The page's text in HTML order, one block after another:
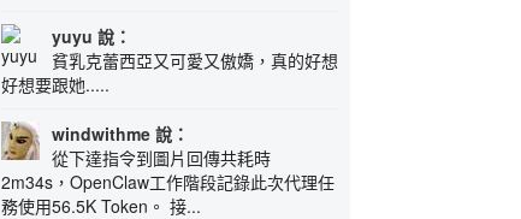
yuyu 說：
貧乳克蕾西亞又可愛又傲嬌，真的好想
好想要跟她.....
windwithme 說：
從下達指令到圖片回傳共耗時
2m34s，OpenClaw工作階段記錄此次代理任
務使用56.5K Token。 接...